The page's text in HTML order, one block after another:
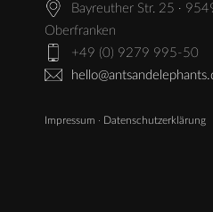
Bayreuther Str. 25 ·
Oberfranken
+49 (0) 9279 995-50
Impressum · Datenschutzerklärung